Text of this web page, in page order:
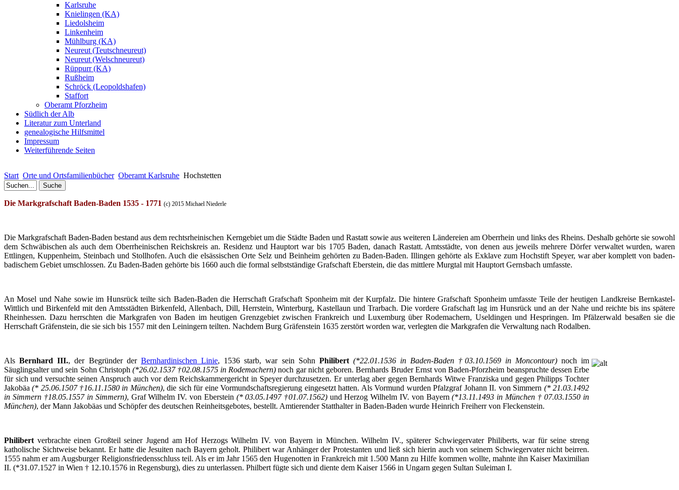
Karlsruhe
Knielingen (KA)
Liedolsheim
Linkenheim
Mühlburg (KA)
Neureut (Teutschneureut)
Neureut (Welschneureut)
Rüppurr (KA)
Rußheim
Schröck (Leopoldshafen)
Staffort
Oberamt Pforzheim
Südlich der Alb
Literatur zum Unterland
genealogische Hilfsmittel
Impressum
Weiterführende Seiten
Start Orte und Ortsfamilienbücher Oberamt Karlsruhe Hochstetten
Die Markgrafschaft Baden-Baden 1535 - 1771 (c) 2015 Michael Niederle
DieMarkgrafschaft Baden-Badenbestand aus dem rechtsrheinischen Kerngebietum die StädteBaden undRastatt sowie aus weiteren Ländereien amOberrhein und links des Rheins. Deshalb gehörte sie sowohl
dem Schwäbischen als auch dem Oberrheinischen Reichskreis an. ResidenzundHauptort war bis1705 Baden,danach Rastatt. Amtsstädte, von denen aus jeweils mehrere Dörfer verwaltet wurden,waren
Ettlingen, Kuppenheim, Steinbach und Stollhofen. Auch dieelsässischen Orte Selz und Beinheim gehörten zu Baden-Baden.Illingen gehörte als Exklave zum Hochstift Speyer, waraber komplett vonbaden-
badischem Gebiet umschlossen. Zu Baden-Baden gehörte bis 1660 auch die formal selbstständige Grafschaft Eberstein, die das mittlere Murgtal mit Hauptort Gernsbach umfasste.
AnMosel undNahe sowie im Hunsrück teilte sich Baden-Baden die Herrschaft Grafschaft Sponheim mit der Kurpfalz. Die hintere Grafschaft Sponheim umfasste Teile der heutigen Landkreise Bernkastel-
Wittlich und Birkenfeld mit den Amtsstädten Birkenfeld, Allenbach, Dill, Herrstein, Winterburg, Kastellaun und Trarbach. Die vordere Grafschaft lag im Hunsrück und an der Nahe und reichte bis ins spätere
Rheinhessen.Dazu herrschten die Markgrafen von Baden im heutigen Grenzgebiet zwischen Frankreich und Luxemburgüber Rodemachern, Useldingen und Hespringen.Im Pfälzerwald besaßen siedie
Herrschaft Gräfenstein, die sie sich bis 1557 mit den Leiningern teilten. Nachdem Burg Gräfenstein 1635 zerstört worden war, verlegten die Markgrafen die Verwaltung nach Rodalben.
Als Bernhard III.,der Begründer der Bernhardinischen Linie, 1536starb, war sein Sohn Philibert (*22.01.1536 in Baden-Baden †03.10.1569 in Moncontour) noch im
Säuglingsalterundsein Sohn Christoph (*26.02.1537 †02.08.1575 in Rodemachern) noch garnicht geboren.Bernhards BruderErnst vonBaden-Pforzheim beanspruchte dessen Erbe
für sich und versuchte seinen Anspruch auch vor dem Reichskammergericht in Speyer durchzusetzen. Er unterlag aber gegen Bernhards Witwe Franziska und gegen Philipps Tochter
Jakobäa (* 25.06.1507 †16.11.1580 in München), die sich für eine Vormundschaftsregierung eingesetzt hatten. Als Vormund wurden PfalzgrafJohann II. von Simmern (* 21.03.1492
in Simmern†18.05.1557 in Simmern), GrafWilhelm IV. von Eberstein (* 03.05.1497 †01.07.1562)und Herzog Wilhelm IV. von Bayern (*13.11.1493 in München† 07.03.1550 in
München), derMann Jakobäas und Schöpferdes deutschen Reinheitsgebotes, bestellt. Amtierender Statthalterin Baden-Baden wurde Heinrich Freiherrvon Fleckenstein.
Philibert verbrachte einen Großteil seinerJugend amHof HerzogsWilhelm IV. vonBayern in München. Wilhelm IV.,späterer Schwiegervater Philiberts, war fürseinestreng
katholische Sichtweise bekannt.Er hattedieJesuiten nach Bayern geholt.Philibert war Anhänger der Protestanten undließ sich hierin auch vonseinem Schwiegervater nicht beirren.
1555nahm eram Augsburger Religionsfriedensschluss teil. Als er im Jahr1565 den Hugenotten in Frankreich mit1.500 Mannzu Hilfe kommen wollte, mahnte ihn KaiserMaximilian
II. (*31.07.1527 in Wien † 12.10.1576 in Regensburg), dies zu unterlassen. Philbert fügte sich und diente dem Kaiser 1566 in Ungarn gegen Sultan Suleiman I.